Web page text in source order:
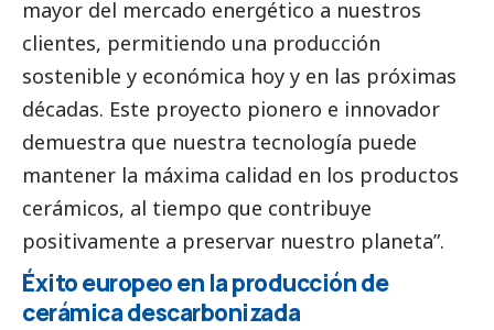
mayor del mercado energético a nuestros
clientes, permitiendo una producción
sostenible y económica hoy y en las próximas
décadas. Este proyecto pionero e innovador
demuestra que nuestra tecnología puede
mantener la máxima calidad en los productos
cerámicos, al tiempo que contribuye
positivamente a preservar nuestro planeta”.
Éxito europeo en la producción de
cerámica descarbonizada